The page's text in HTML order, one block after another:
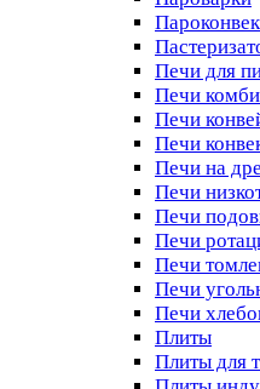
Печи для
Печи
Печи
Печи
Печи на
Печи
Печи
Печи
Печи
Печи
Печи
Плиты
Плиты для